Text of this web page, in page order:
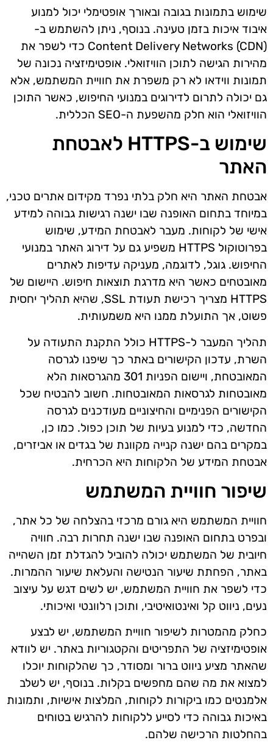
שימוש בתמונות בגובה ובאורך אופטימלי יכול למנוע
איבוד איכות בזמן טעינה. בנוסף, ניתן להשתמש ב-
Content Delivery Networks (CDN) כדי לשפר את
מהירות הגישה לתוכן הוויזואלי. אופטימיזציה נכונה של
תמונות ווידאו לא רק משפרת את חוויית המשתמש, אלא
גם יכולה לתרום לדירוגים במנועי החיפוש, כאשר התוכן
הוויזואלי הוא חלק מהשפעת ה-SEO הכללית.
שימוש ב-HTTPS לאבטחת
האתר
אבטחת האתר היא חלק בלתי נפרד מקידום אתרים טכני,
במיוחד בתחום האופנה שבו ישנה רגישות גבוהה למידע
אישי של לקוחות. מעבר לאבטחת המידע, שימוש
בפרוטוקול HTTPS משפיע גם על דירוג האתר במנועי
החיפוש. גוגל, לדוגמה, מעניקה עדיפות לאתרים
מאובטחים כאשר היא מדרגת תוצאות חיפוש. היישום של
HTTPS מצריך רכישת תעודת SSL, שהיא תהליך יחסית
פשוט, אך התועלת ממנו היא משמעותית.
תהליך המעבר ל-HTTPS כולל התקנת התעודה על
השרת, עדכון הקישורים באתר כך שיפנו לגרסה
המאובטחת, ויישום הפניות 301 מהגרסאות הלא
מאובטחות לגרסאות המאובטחות. חשוב להבטיח שכל
הקישורים הפנימיים והחיצוניים מעודכנים לגרסה
החדשה, כדי למנוע בעיות של תוכן כפול. כמו כן,
במקרים בהם ישנה קנייה מקוונת של בגדים או אביזרים,
אבטחת המידע של הלקוחות היא הכרחית.
שיפור חוויית המשתמש
חוויית המשתמש היא גורם מרכזי בהצלחה של כל אתר,
ובפרט בתחום האופנה שבו ישנה תחרות רבה. חוויה
חיובית של המשתמש יכולה להוביל להגדלת זמן השהייה
באתר, הפחתת שיעור הנטישה והעלאת שיעור ההמרות.
כדי לשפר את חוויית המשתמש, יש לשים דגש על עיצוב
נעים, ניווט קל ואינטואיטיבי, ותוכן רלוונטי ואיכותי.
כחלק מהמטרות לשיפור חוויית המשתמש, יש לבצע
אופטימיזציה של התפריטים והקטגוריות באתר. יש לוודא
שהאתר מציע ניווט ברור ומסודר, כך שהלקוחות יוכלו
למצוא את מה שהם מחפשים בקלות. בנוסף, יש לשלב
אלמנטים כמו ביקורות לקוחות, המלצות אישיות, ותמונות
באיכות גבוהה כדי לסייע ללקוחות להרגיש בטוחים
בהחלטות הרכישה שלהם.